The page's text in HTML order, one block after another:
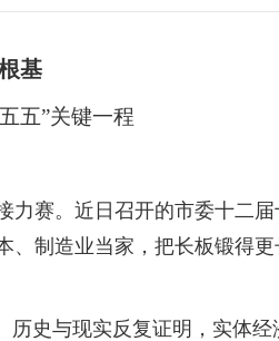
基
五”关键一程
赛。近日召开的市委十二
制造业当家，把长板锻得
史与现实反复证明，实体经